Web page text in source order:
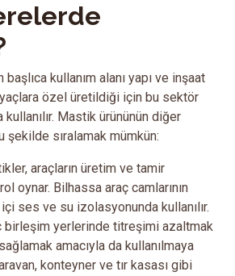
kullanım alanı yapı ve inşaat
özel üretildiği için bu sektör
kullanılır. Mastik ürününün diğer
şekilde sıralamak mümkün:
araçların üretim ve tamir
oynar. Bilhassa araç camlarının
içi ses ve su izolasyonunda kullanılır.
birleşim yerlerinde titreşimi azaltmak
amacıyla da kullanılmaya
konteyner ve tır kasası gibi